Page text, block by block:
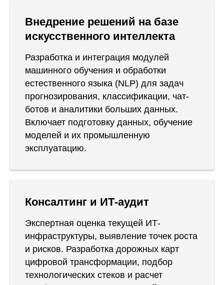
Внедрение решений на базе
искусственного интеллекта
Разработка и интеграция модулей
машинного обучения и обработки
естественного языка (NLP) для задач
прогнозирования, классификации, чат-
ботов и аналитики больших данных.
Включает подготовку данных, обучение
моделей и их промышленную
эксплуатацию.
Консалтинг и ИТ-аудит
Экспертная оценка текущей ИТ-
инфраструктуры, выявление точек роста
и рисков. Разработка дорожных карт
цифровой трансформации, подбор
технологических стеков и расчет